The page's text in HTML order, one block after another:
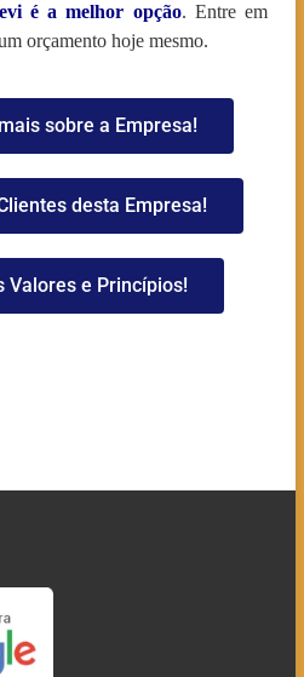
é a melhor opção. Entre em
orçamento hoje mesmo.
sobre a Empresa!
desta Empresa!
Valores e Princípios!